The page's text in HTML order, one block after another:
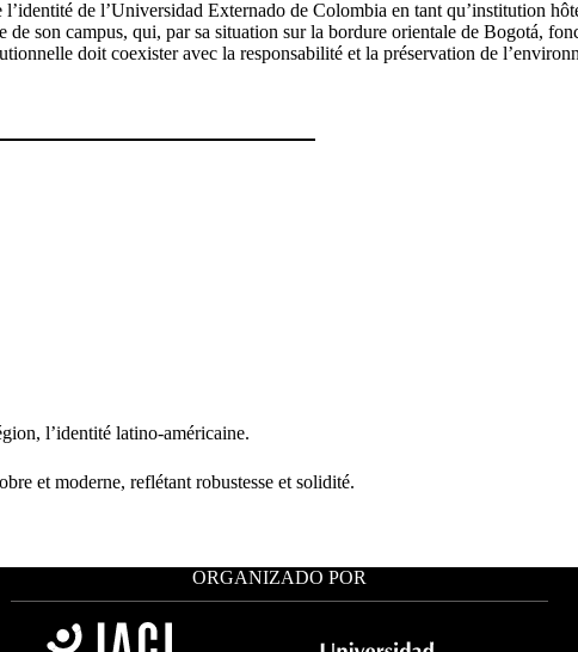
de l’Universidad Externado de Colombia en tant qu’institution
son campus, qui, par sa situation sur la bordure orientale de Bogotá,
doit coexister avec la responsabilité et la préservation de
l’identité latino-américaine.
et moderne, reflétant robustesse et solidité.
ORGANIZADO POR